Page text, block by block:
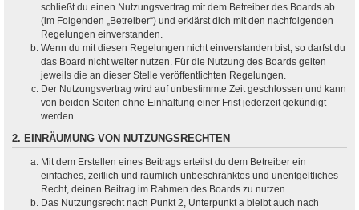
schließt du einen Nutzungsvertrag mit dem Betreiber des Boards ab
(im Folgenden „Betreiber“) und erklärst dich mit den nachfolgenden
Regelungen einverstanden.
Wenn du mit diesen Regelungen nicht einverstanden bist, so darfst du
das Board nicht weiter nutzen. Für die Nutzung des Boards gelten
jeweils die an dieser Stelle veröffentlichten Regelungen.
Der Nutzungsvertrag wird auf unbestimmte Zeit geschlossen und kann
von beiden Seiten ohne Einhaltung einer Frist jederzeit gekündigt
werden.
2. EINRÄUMUNG VON NUTZUNGSRECHTEN
Mit dem Erstellen eines Beitrags erteilst du dem Betreiber ein
einfaches, zeitlich und räumlich unbeschränktes und unentgeltliches
Recht, deinen Beitrag im Rahmen des Boards zu nutzen.
Das Nutzungsrecht nach Punkt 2, Unterpunkt a bleibt auch nach